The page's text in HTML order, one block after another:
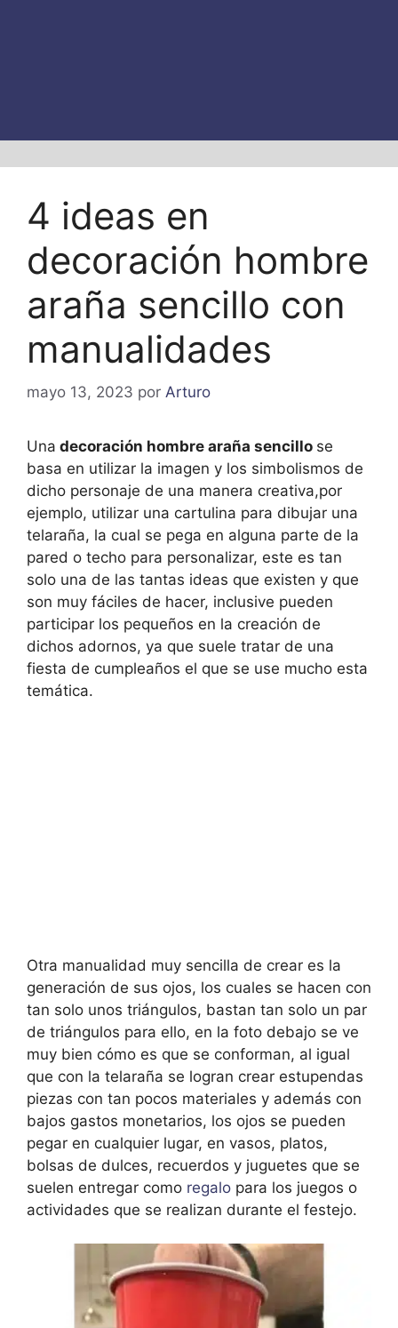
4 ideas en
decoración hombre
araña sencillo con
manualidades
mayo 13, 2023 por Arturo
Una decoración hombre araña sencillo se
basa en utilizar la imagen y los simbolismos de
dicho personaje de una manera creativa,por
ejemplo, utilizar una cartulina para dibujar una
telaraña, la cual se pega en alguna parte de la
pared o techo para personalizar, este es tan
solo una de las tantas ideas que existen y que
son muy fáciles de hacer, inclusive pueden
participar los pequeños en la creación de
dichos adornos, ya que suele tratar de una
fiesta de cumpleaños el que se use mucho esta
temática.
Otra manualidad muy sencilla de crear es la
generación de sus ojos, los cuales se hacen con
tan solo unos triángulos, bastan tan solo un par
de triángulos para ello, en la foto debajo se ve
muy bien cómo es que se conforman, al igual
que con la telaraña se logran crear estupendas
piezas con tan pocos materiales y además con
bajos gastos monetarios, los ojos se pueden
pegar en cualquier lugar, en vasos, platos,
bolsas de dulces, recuerdos y juguetes que se
suelen entregar como regalo para los juegos o
actividades que se realizan durante el festejo.